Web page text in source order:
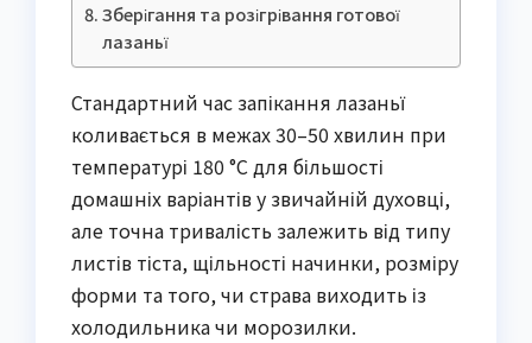
Зберігання та розігрівання готової
лазаньї
Стандартний час запікання лазаньї
коливається в межах 30–50 хвилин при
температурі 180 °C для більшості
домашніх варіантів у звичайній духовці,
але точна тривалість залежить від типу
листів тіста, щільності начинки, розміру
форми та того, чи страва виходить із
холодильника чи морозилки.